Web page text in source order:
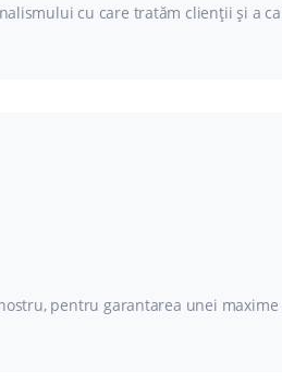
cu care tratăm clienții și a
pentru garantarea unei